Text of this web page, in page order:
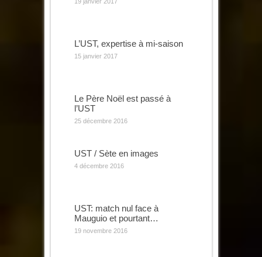
L’UST, expertise à mi-saison
15 janvier 2017
Le Père Noël est passé à
l’UST
25 décembre 2016
UST / Sète en images
4 décembre 2016
UST: match nul face à
Mauguio et pourtant…
19 novembre 2016